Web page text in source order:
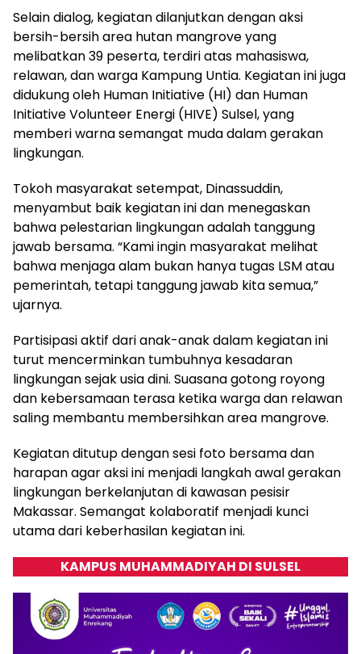
Selain dialog, kegiatan dilanjutkan dengan aksi
bersih-bersih area hutan mangrove yang
melibatkan 39 peserta, terdiri atas mahasiswa,
relawan, dan warga Kampung Untia. Kegiatan ini juga
didukung oleh Human Initiative (HI) dan Human
Initiative Volunteer Energi (HIVE) Sulsel, yang
memberi warna semangat muda dalam gerakan
lingkungan.
Tokoh masyarakat setempat, Dinassuddin,
menyambut baik kegiatan ini dan menegaskan
bahwa pelestarian lingkungan adalah tanggung
jawab bersama. “Kami ingin masyarakat melihat
bahwa menjaga alam bukan hanya tugas LSM atau
pemerintah, tetapi tanggung jawab kita semua,”
ujarnya.
Partisipasi aktif dari anak-anak dalam kegiatan ini
turut mencerminkan tumbuhnya kesadaran
lingkungan sejak usia dini. Suasana gotong royong
dan kebersamaan terasa ketika warga dan relawan
saling membantu membersihkan area mangrove.
Kegiatan ditutup dengan sesi foto bersama dan
harapan agar aksi ini menjadi langkah awal gerakan
lingkungan berkelanjutan di kawasan pesisir
Makassar. Semangat kolaboratif menjadi kunci
utama dari keberhasilan kegiatan ini.
KAMPUS MUHAMMADIYAH DI SULSEL